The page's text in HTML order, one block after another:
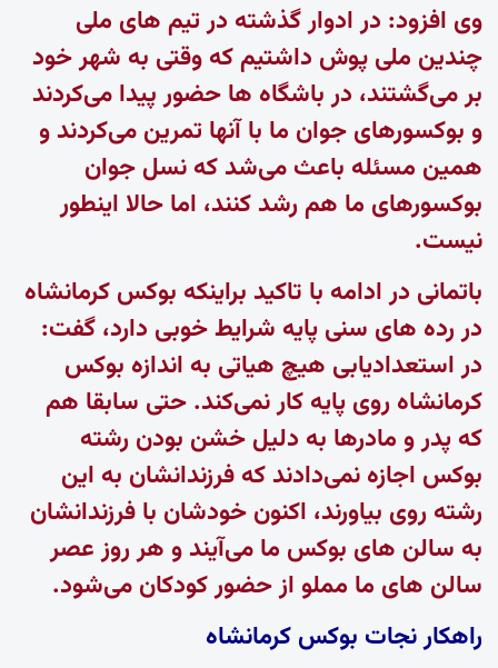
وی افزود: در ادوار گذشته در تیم های ملی
چندین ملی پوش داشتیم که وقتی به شهر خود
بر می‌گشتند، در باشگاه ها حضور پیدا می‌کردند
و بوکسورهای جوان ما با آنها تمرین می‌کردند و
همین مسئله باعث می‌شد که نسل جوان
بوکسورهای ما هم رشد کنند، اما حالا اینطور
نیست.
باتمانی در ادامه با تاکید براینکه بوکس کرمانشاه
در رده های سنی پایه شرایط خوبی دارد، گفت:
در استعدادیابی هیچ هیاتی به اندازه بوکس
کرمانشاه روی پایه کار نمی‌کند. حتی سابقا هم
که پدر و مادرها به دلیل خشن بودن رشته
بوکس اجازه نمی‌دادند که فرزندانشان به این
رشته روی بیاورند، اکنون خودشان با فرزندانشان
به سالن های بوکس ما می‌آیند و هر روز عصر
سالن های ما مملو از حضور کودکان می‌شود.
راهکار نجات بوکس کرمانشاه